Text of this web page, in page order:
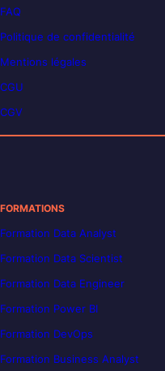
FAQ
Politique de confidentialité
Mentions légales
CGU
CGV
FORMATIONS
Formation Data Analyst
Formation Data Scientist
Formation Data Engineer
Formation Power BI
Formation DevOps
Formation Business Analyst